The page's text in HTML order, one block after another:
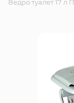
Ведро туалет 17 л